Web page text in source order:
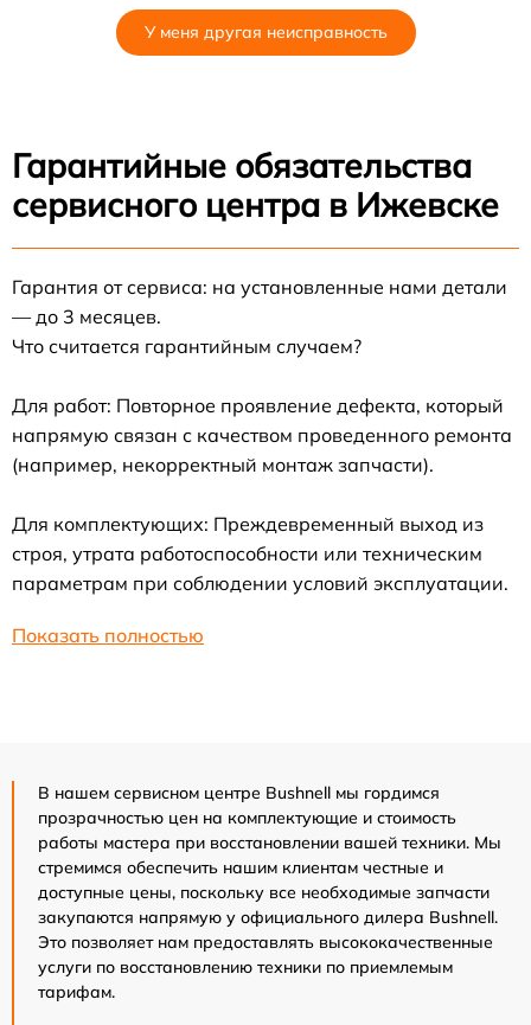
У меня другая неисправность
Гарантийные обязательства
сервисного центра в Ижевске
Гарантия от сервиса: на установленные нами детали
— до 3 месяцев.
Что считается гарантийным случаем?
Для работ: Повторное проявление дефекта, который
напрямую связан с качеством проведенного ремонта
(например, некорректный монтаж запчасти).
Для комплектующих: Преждевременный выход из
строя, утрата работоспособности или техническим
параметрам при соблюдении условий эксплуатации.
Показать полностью
В нашем сервисном центре Bushnell мы гордимся
прозрачностью цен на комплектующие и стоимость
работы мастера при восстановлении вашей техники. Мы
стремимся обеспечить нашим клиентам честные и
доступные цены, поскольку все необходимые запчасти
закупаются напрямую у официального дилера Bushnell.
Это позволяет нам предоставлять высококачественные
услуги по восстановлению техники по приемлемым
тарифам.